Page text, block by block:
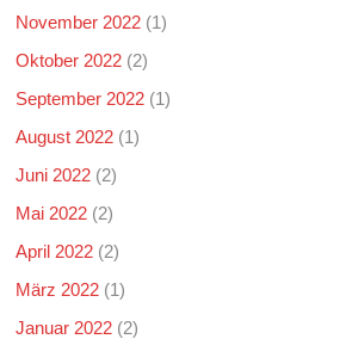
November 2022 (1)
Oktober 2022 (2)
September 2022 (1)
August 2022 (1)
Juni 2022 (2)
Mai 2022 (2)
April 2022 (2)
März 2022 (1)
Januar 2022 (2)